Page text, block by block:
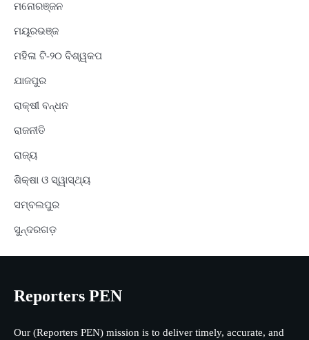
ମନୋରଞ୍ଜନ
ମୟୂରଭଞ୍ଜ
ମହିଳା ଟି-୨୦ ବିଶ୍ୱକପ
ଯାଜପୁର
ରାକ୍ଷୀ ବନ୍ଧନ
ରାଜନୀତି
ରାଜ୍ୟ
ଶିକ୍ଷା ଓ ସ୍ୱାସ୍ଥ୍ୟ
ସମ୍ବଲପୁର
ସୁନ୍ଦରଗଡ଼
Reporters PEN
Our (Reporters PEN) mission is to deliver timely, accurate, and